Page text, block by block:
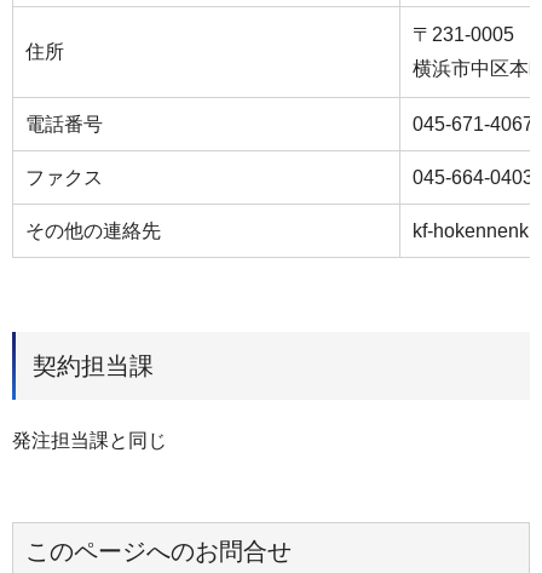
住所
〒231-0005
横浜市中区本
電話番号 045-671-4067
ファクス 045-664-0403
その他の連絡先 kf-
契約担当課
発注担当課と同じ
このページへのお問合せ